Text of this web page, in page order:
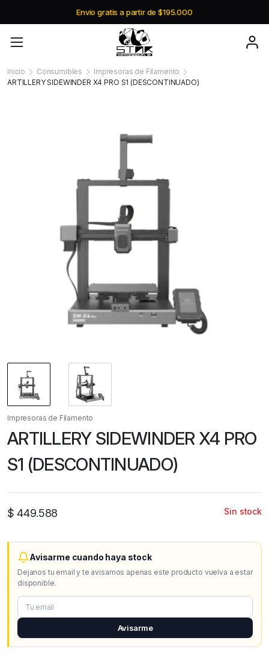
Envio gratis a partir de $195.000
Inicio Consumibles
Impresoras de Filamento
ARTILLERY SIDEWINDER X4 PRO S1 (DESCONTINUADO)
Impresoras de Filamento
ARTILLERY SIDEWINDER X4 PRO
S1 (DESCONTINUADO)
$ 449.588 Sin stock
Avisarme cuando haya stock
Dejanos tu email y te avisamos apenas este producto vuelva a estar
disponible.
Avisarme